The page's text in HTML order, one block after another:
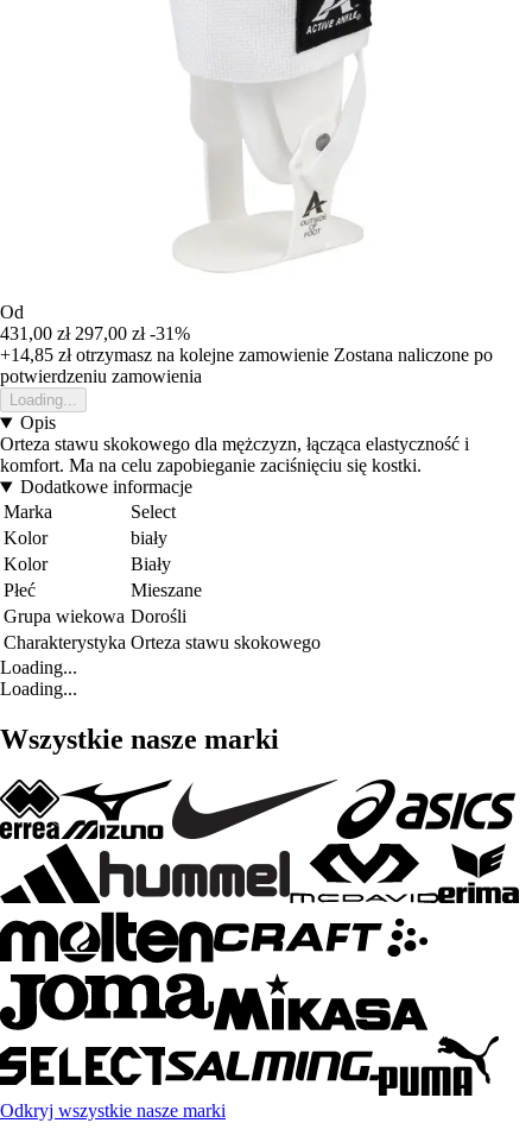
Od
431,00 zł 297,00 zł -31%
+14,85 złotrzymasz na kolejne zamowienie Zostana naliczone po
potwierdzeniu zamowienia
Loading...
Opis
Orteza stawu skokowego dla mężczyzn, łącząca elastyczność i
komfort. Ma na celu zapobieganie zaciśnięciu się kostki.
Dodatkowe informacje
Marka
Select
Kolor
biały
Kolor
Biały
Płeć
Mieszane
Grupa wiekowa Dorośli
Charakterystyka Orteza stawu skokowego
Loading...
Loading...
Wszystkie nasze marki
Odkryj wszystkie nasze marki